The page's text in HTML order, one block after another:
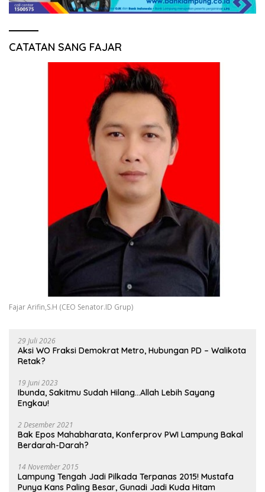
CATATAN SANG FAJAR
Fajar Arifin,S.H (CEO Senator.ID Grup)
29 Juli 2026
Aksi WO Fraksi Demokrat Metro, Hubungan PD – Walikota
Retak?
19 Juni 2023
Ibunda, Sakitmu Sudah Hilang…Allah Lebih Sayang
Engkau!
2 Desember 2021
Bak Epos Mahabharata, Konferprov PWI Lampung Bakal
Berdarah-Darah?
14 November 2015
Lampung Tengah Jadi Pilkada Terpanas 2015! Mustafa
Punya Kans Paling Besar, Gunadi Jadi Kuda Hitam